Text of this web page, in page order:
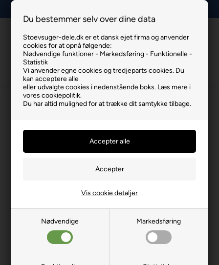
Du bestemmer selv over dine data
Stoevsuger-dele.dk er et dansk ejet firma og anvender
cookies for at opnå følgende:
Nødvendige funktioner - Markedsføring - Funktionelle -
Statistik
Vi anvender egne cookies og tredjeparts cookies. Du
kan acceptere alle
eller udvalgte cookies i nedenstående boks. Læs mere i
vores cookiepolitik.
Du har altid mulighed for at trække dit samtykke tilbage.
Nødvendige Markedsføring
Vis cookie detaljer
InfoKurv